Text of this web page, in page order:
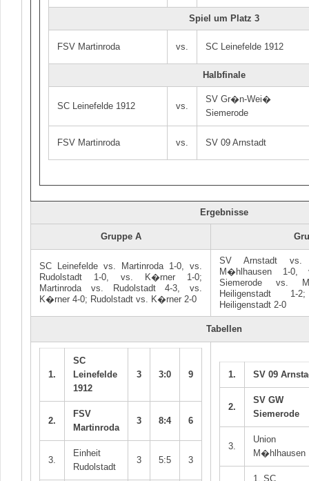
Spiel um Platz 3
FSV Martinroda vs. SC Leinefelde 1912
Halbfinale
SC Leinefelde 1912 vs.
SV Gr�n-Wei�
Siemerode
FSV Martinroda vs. SV 09 Arnstadt
Ergebnisse
Gruppe A
SC Leinefelde vs. Martinroda 1-0, vs.
Rudolstadt 1-0, vs. K�rner 1-0;
Martinroda vs. Rudolstadt 4-3, vs.
K�rner 4-0; Rudolstadt vs. K�rner 2-0
SV Arnstadt vs.
M�hlhausen 1-0,
Siemerode vs.
Heiligenstadt
Heiligenstadt 2-0
Tabellen
1.
SC
Leinefelde
1912
3 3:0 9
2.
FSV
Martinroda
3 8:4 6
3.
Einheit
Rudolstadt
3 5:5 3
1. SV 09
2.
SV GW
Siemerode
3.
Union
M�hlhausen
1. SC